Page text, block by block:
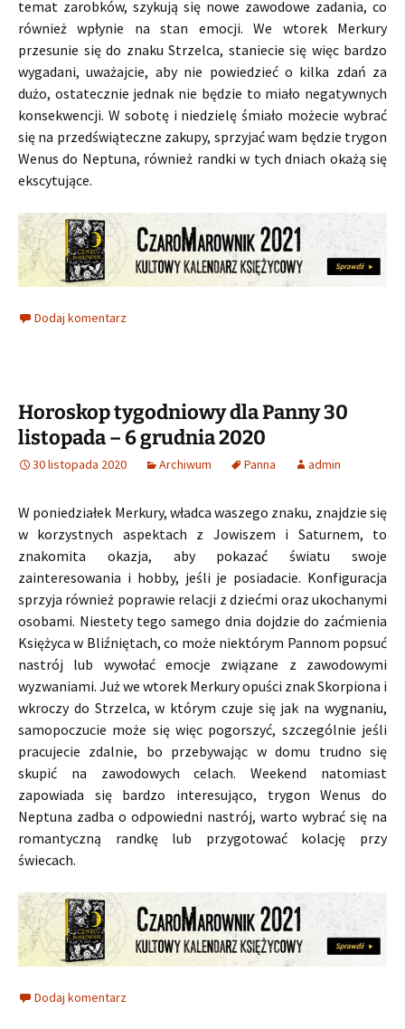
temat zarobków, szykują się nowe zawodowe zadania, co
również wpłynie na stan emocji. We wtorek Merkury
przesunie się do znaku Strzelca, staniecie się więc bardzo
wygadani, uważajcie, aby nie powiedzieć o kilka zdań za
dużo, ostatecznie jednak nie będzie to miało negatywnych
konsekwencji. W sobotę i niedzielę śmiało możecie wybrać
się na przedświąteczne zakupy, sprzyjać wam będzie trygon
Wenus do Neptuna, również randki w tych dniach okażą się
ekscytujące.
Dodaj komentarz
Horoskop tygodniowy dla Panny 30
listopada – 6 grudnia 2020
30 listopada 2020 Archiwum Panna admin
W poniedziałek Merkury, władca waszego znaku, znajdzie się
w korzystnych aspektach z Jowiszem i Saturnem, to
znakomita okazja, aby pokazać światu swoje
zainteresowania i hobby, jeśli je posiadacie. Konfiguracja
sprzyja również poprawie relacji z dziećmi oraz ukochanymi
osobami. Niestety tego samego dnia dojdzie do zaćmienia
Księżyca w Bliźniętach, co może niektórym Pannom popsuć
nastrój lub wywołać emocje związane z zawodowymi
wyzwaniami. Już we wtorek Merkury opuści znak Skorpiona i
wkroczy do Strzelca, w którym czuje się jak na wygnaniu,
samopoczucie może się więc pogorszyć, szczególnie jeśli
pracujecie zdalnie, bo przebywając w domu trudno się
skupić na zawodowych celach. Weekend natomiast
zapowiada się bardzo interesująco, trygon Wenus do
Neptuna zadba o odpowiedni nastrój, warto wybrać się na
romantyczną randkę lub przygotować kolację przy
świecach.
Dodaj komentarz